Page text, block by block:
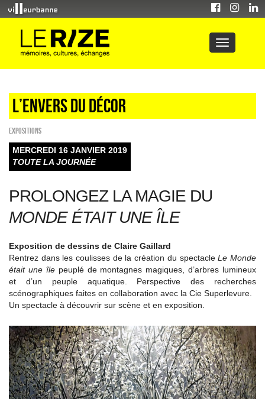
L’envers du décor
EXPOSITIONS
MERCREDI 16 JANVIER 2019
TOUTE LA JOURNÉE
PROLONGEZ LA MAGIE DU
MONDE ÉTAIT UNE ÎLE
Exposition de dessins de Claire Gaillard
Rentrez dans les coulisses de la création du spectacleLe Monde
était une îlepeuplé de montagnes magiques, d’arbres lumineux
et d’un peuple aquatique. Perspective des recherches
scénographiques faites en collaboration avec la Cie Superlevure.
Un spectacle à découvrir sur scène et en exposition.